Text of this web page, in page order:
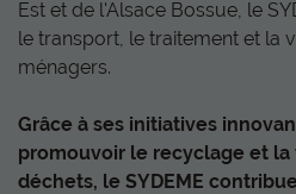
Est et de l'Alsace Bossue, le
le transport, le traitement et la
ménagers.
Grâce à ses initiatives
promouvoir le recyclage et la
déchets, le SYDEME